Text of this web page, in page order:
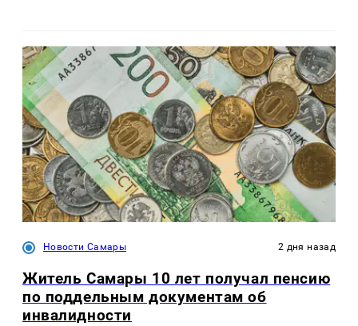
Новости Самары 2 дня назад
Житель Самары 10 лет получал пенсию
по поддельным документам об
инвалидности